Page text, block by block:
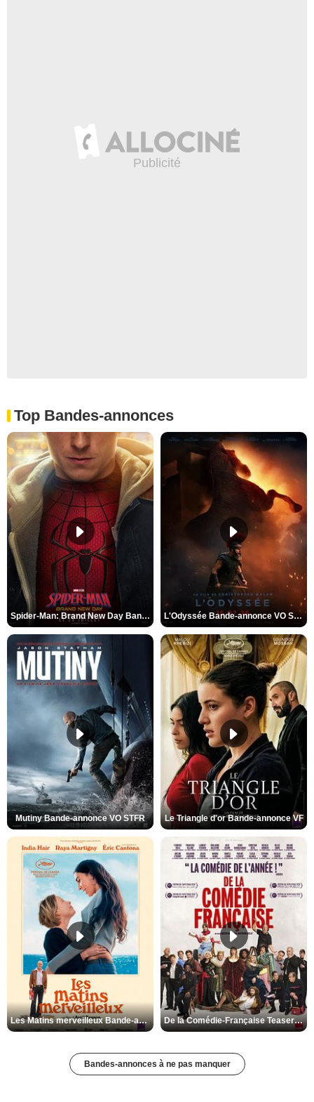
Top Bandes-annonces
Spider-Man: Brand New Day Bande-annonce VO STFR L'Odyssée Bande-annonce VO STFR
Mutiny Bande-annonce VO STFR Le Triangle d'or Bande-annonce VF
Les Matins merveilleux Bande-annonce VF De la Comédie-Française Teaser VF
Bandes-annonces à ne pas manquer